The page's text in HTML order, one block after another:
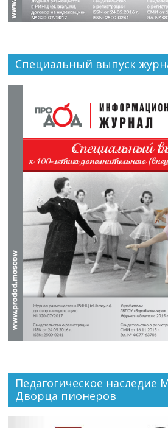
Специальный выпуск
Педагогическое наследие
Дворца пионеров